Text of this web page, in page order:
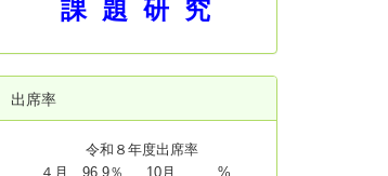
課 題 研 究
出席率
令和８年度出席率
４月 96.9％ 10月 %